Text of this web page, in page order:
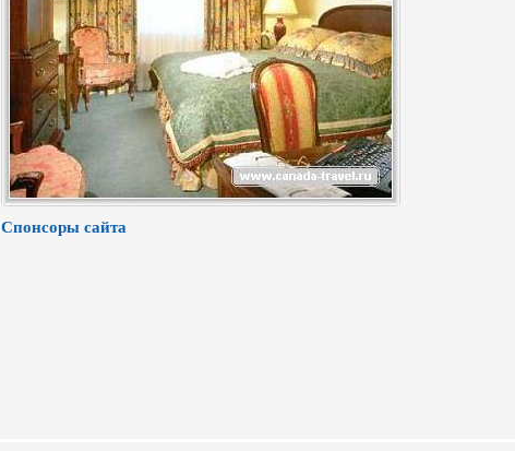
Спонсоры сайта